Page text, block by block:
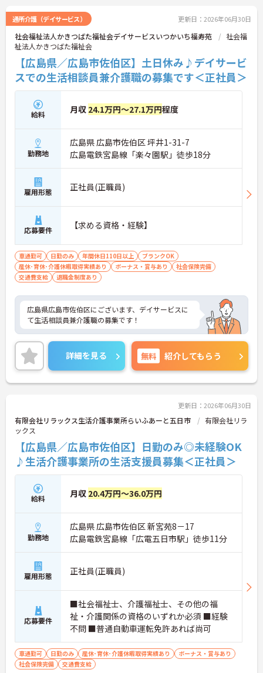
など、さらに詳細をお話ししますのでお気軽にご相
談ください！
通所介護（デイサービス） 更新日：2026年06月30日
社会福祉法人かきつばた福祉会デイサービスいつかいち福寿苑
社会福
祉法人かきつばた福祉会
【広島県／広島市佐伯区】土日休み♪デイサービ
スでの生活相談員兼介護職の募集です＜正社員＞
給料 月収 24.1万円～27.1万円程度
勤務地
広島県 広島市佐伯区 坪井1-31-7
広島電鉄宮島線「楽々園駅」徒歩18分
雇用形態 正社員(正職員)
応募要件 【求める資格・経験】
車通勤可 日勤のみ 年間休日110日以上
ブランクOK
産休･育休･介護休暇取得実績あり
ボーナス・賞与あり
社会保険完備
交通費支給
退職金制度あり
広島県広島市佐伯区にございます、デイサービスに
て生活相談員兼介護職の募集です！
詳細を見る 無料 紹介してもらう
更新日：2026年06月30日
有限会社リラックス生活介護事業所らいふあーと五日市
有限会社リラ
ックス
【広島県／広島市佐伯区】日勤のみ◎未経験OK
♪生活介護事業所の生活支援員募集＜正社員＞
給料 月収 20.4万円～36.0万円
勤務地
広島県 広島市佐伯区 新宮苑8－17
広島電鉄宮島線「広電五日市駅」徒歩11分
雇用形態 正社員(正職員)
応募要件
■社会福祉士、介護福祉士、その他の福
祉・介護関係の資格のいずれか必須 ■経験
不問 ■普通自動車運転免許あれば尚可
車通勤可 日勤のみ 産休･育休･介護休暇取得実績あり
ボーナス・賞与あり
社会保険完備
交通費支給